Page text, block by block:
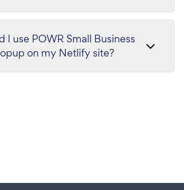
I use POWR Small Business
on my Netlify site?